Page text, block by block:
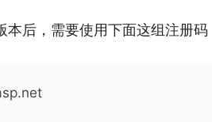
本后，需要使用下面这组注册码